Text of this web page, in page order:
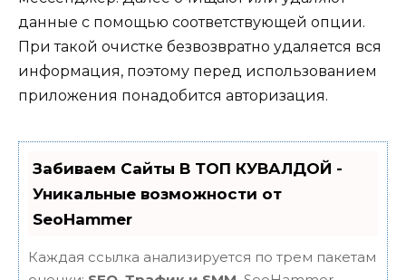
данные с помощью соответствующей опции.
При такой очистке безвозвратно удаляется вся
информация, поэтому перед использованием
приложения понадобится авторизация.
Забиваем Сайты В ТОП КУВАЛДОЙ -
Уникальные возможности от
SeoHammer
Каждая ссылка анализируется по трем пакетам